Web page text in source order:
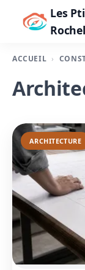
Les
ACCUEIL
ARCHITECTURE